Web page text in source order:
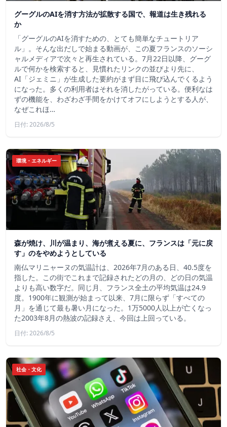
グーグルのAIを消す方法が拡散する国で、報道は生き残れる
か
「グーグルのAIを消すための、とても簡単なチュートリア
ル」。そんな出だしで始まる動画が、この夏フランスのソーシ
ャルメディアで次々と再生されている。7月22日以降、グーグ
ルで何かを検索すると、見慣れたリンクの並びより先に、
AI「ジェミニ」が生成した要約がまず目に飛び込んでくるよう
になった。多くの利用者はそれを消したがっている。便利なは
ずの機能を、わざわざ手間をかけてオフにしようとする人が、
なぜこれほ…
日付: 2026/8/5
環境・エネルギー
森が焼け、川が温まり、海が煮える夏に、フランスは「元に戻
す」のをやめようとしている
南仏マリニャーヌの気温計は、2026年7月のある日、40.5度を
指した。この街でこれまで記録されたどの月の、どの日の気温
よりも高い数字だ。同じ月、フランス全土の平均気温は24.9
度。1900年に観測が始まって以来、7月に限らず「すべての
月」を通じて最も暑い月になった。1万5000人以上が亡くなっ
た2003年8月の熱波の記録さえ、今回は上回っている。
日付: 2026/8/5
社会・文化